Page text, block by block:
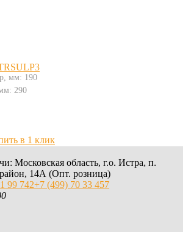
мм: 190
290
в 1 клик
Московская область, г.о. Истра, п.
14А (Опт. розница)
99 742+7 (499) 70 33 457